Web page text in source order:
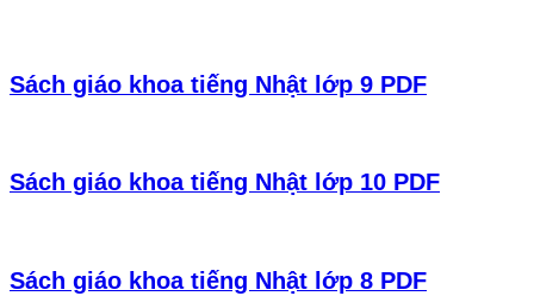
Sách giáo khoa tiếng Nhật lớp 9 PDF
Sách giáo khoa tiếng Nhật lớp 10 PDF
Sách giáo khoa tiếng Nhật lớp 8 PDF